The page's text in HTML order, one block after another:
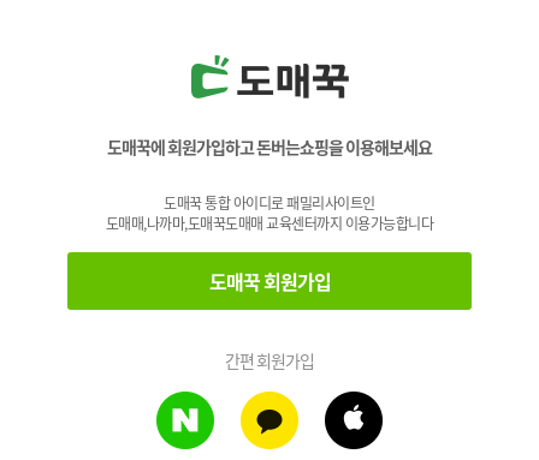
도매꾹에 회원가입하고 돈버는쇼핑을 이용해보세요
도매꾹 통합 아이디로 패밀리사이트인
도매매,나까마,도매꾹도매매 교육센터까지 이용가능합니다
도매꾹 회원가입
간편 회원가입